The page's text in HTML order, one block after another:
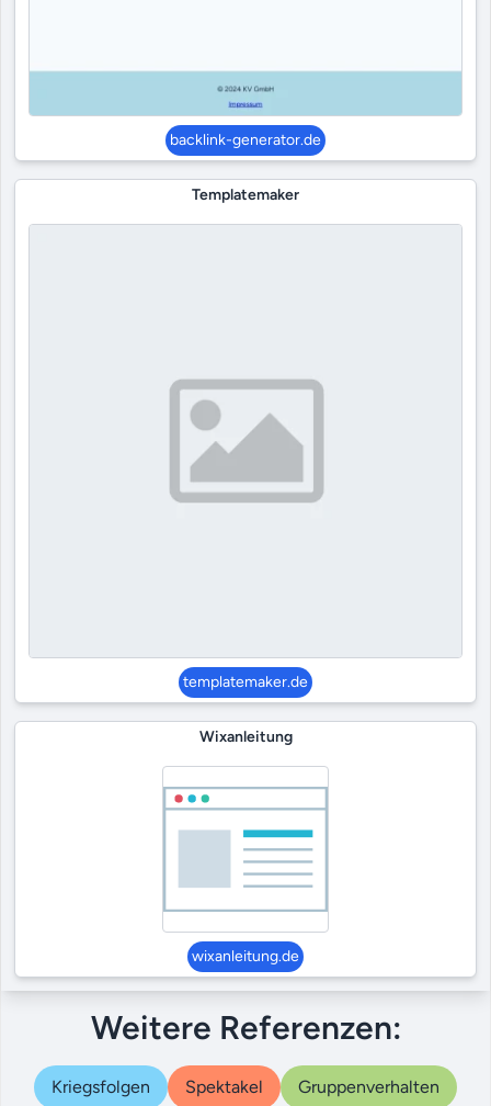
backlink-generator.de
Templatemaker
templatemaker.de
Wixanleitung
wixanleitung.de
Weitere Referenzen:
Kriegsfolgen Spektakel Gruppenverhalten